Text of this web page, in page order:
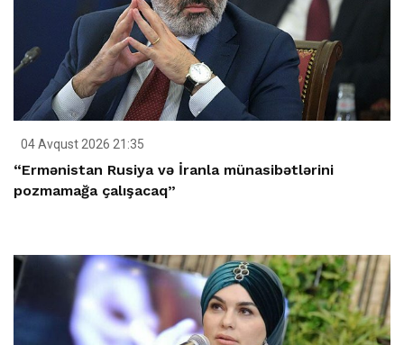
04 Avqust 2026 21:35
“Ermənistan Rusiya və İranla münasibətlərini
pozmamağa çalışacaq”